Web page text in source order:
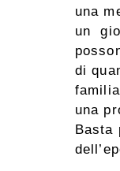
una
un
di
una
Basta